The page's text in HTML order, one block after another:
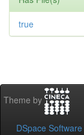
true
Theme by
DSpace Software